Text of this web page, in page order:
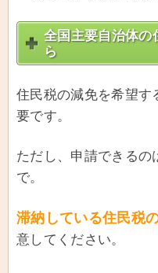
全国主要自治体の
ら
住民税の減免を希望す
要です。
ただし、申請できるの
で。
滞納している住民税
意してください。